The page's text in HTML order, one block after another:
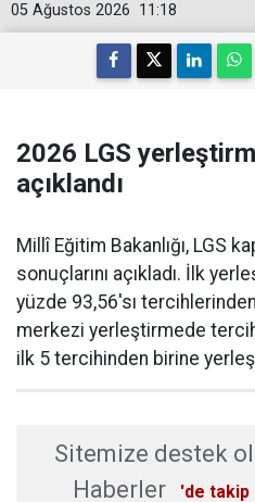
11:18
05 Ağustos 2026
2026 LGS
açıklandı
Millî Eğitim Bakanlığı, LGS
sonuçlarını açıkladı. İlk
yüzde 93,56'sı
merkezi yerleştirmede
ilk 5 tercihinden birine
Sitemize destek
Haberler
'de takip